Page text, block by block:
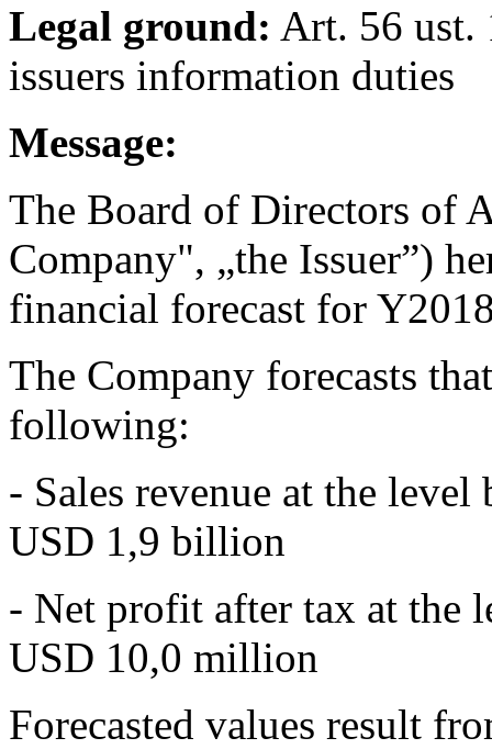
Legal ground: Art. 56 ust.
issuers information duties
Message:
The Board of Directors of
Company", „the Issuer”)
financial forecast for
The Company forecasts
following:
- Sales revenue at the
USD 1,9 billion
- Net profit after tax at the
USD 10,0 million
Forecasted values result